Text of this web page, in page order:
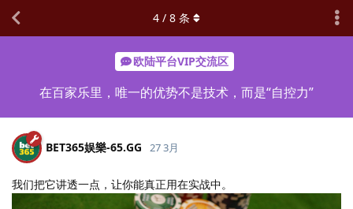
欧陆平台VIP交流区
在百家乐里，唯一的优势不是技术，而是“自控力”
4 / 8 条
BET365娱樂-65.​GG 27 3月
我们把它讲透一点，让你能真正用在实战中。